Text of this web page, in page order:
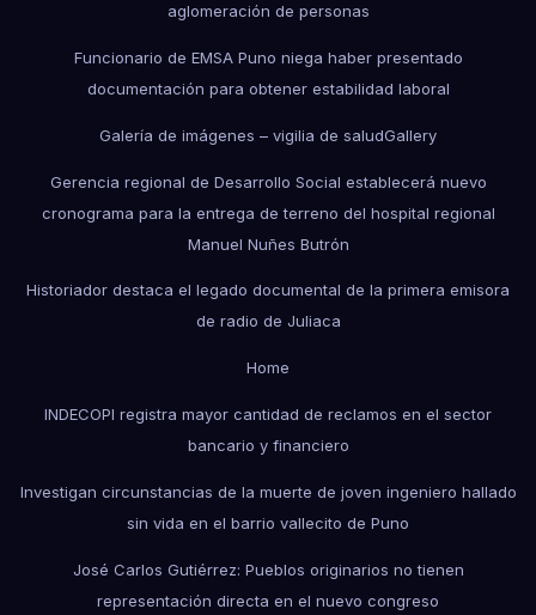
aglomeración de personas
Funcionario de EMSA Puno niega haber presentado
documentación para obtener estabilidad laboral
Galería de imágenes – vigilia de saludGallery
Gerencia regional de Desarrollo Social establecerá nuevo
cronograma para la entrega de terreno del hospital regional
Manuel Nuñes Butrón
Historiador destaca el legado documental de la primera emisora
de radio de Juliaca
Home
INDECOPI registra mayor cantidad de reclamos en el sector
bancario y financiero
Investigan circunstancias de la muerte de joven ingeniero hallado
sin vida en el barrio vallecito de Puno
José Carlos Gutiérrez: Pueblos originarios no tienen
representación directa en el nuevo congreso